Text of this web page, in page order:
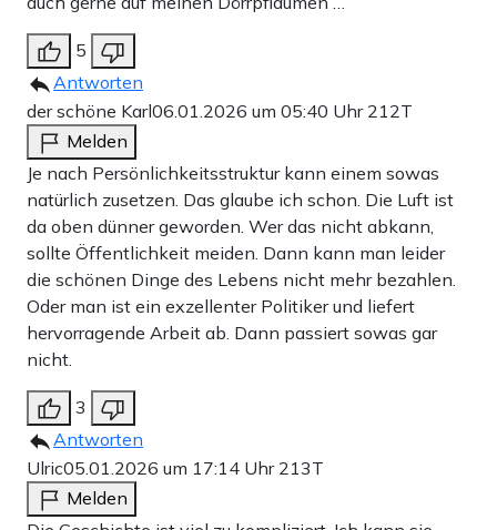
5
Antworten
der schöne Karl06.01.2026 um 05:40 Uhr 212T
Melden
Je nach Persönlichkeitsstruktur kann einem sowas
natürlich zusetzen. Das glaube ich schon. Die Luft ist
da oben dünner geworden. Wer das nicht abkann,
sollte Öffentlichkeit meiden. Dann kann man leider
die schönen Dinge des Lebens nicht mehr bezahlen.
Oder man ist ein exzellenter Politiker und liefert
hervorragende Arbeit ab. Dann passiert sowas gar
nicht.
3
Antworten
Ulric05.01.2026 um 17:14 Uhr 213T
Melden